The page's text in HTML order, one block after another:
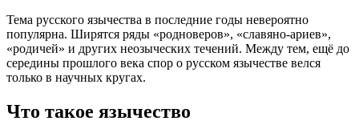
Тема русского язычества в последние годы невероятно
популярна. Ширятся ряды «родноверов», «славяно-ариев»,
«родичей» и других неозыческих течений. Между тем, ещё до
середины прошлого века спор о русском язычестве велся
только в научных кругах.
Что такое язычество